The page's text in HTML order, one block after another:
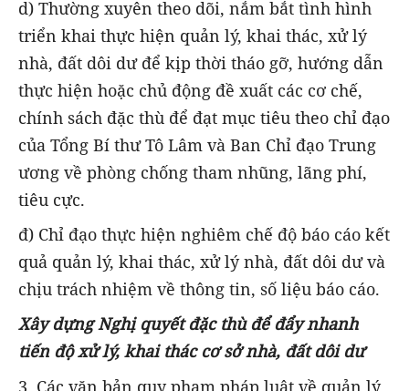
d) Thường xuyên theo dõi, nắm bắt tình hình
triển khai thực hiện quản lý, khai thác, xử lý
nhà, đất dôi dư để kịp thời tháo gỡ, hướng dẫn
thực hiện hoặc chủ động đề xuất các cơ chế,
chính sách đặc thù để đạt mục tiêu theo chỉ đạo
của Tổng Bí thư Tô Lâm và Ban Chỉ đạo Trung
ương về phòng chống tham nhũng, lãng phí,
tiêu cực.
đ) Chỉ đạo thực hiện nghiêm chế độ báo cáo kết
quả quản lý, khai thác, xử lý nhà, đất dôi dư và
chịu trách nhiệm về thông tin, số liệu báo cáo.
Xây dựng Nghị quyết đặc thù để đẩy nhanh
tiến độ xử lý, khai thác cơ sở nhà, đất dôi dư
3. Các văn bản quy phạm pháp luật về quản lý,